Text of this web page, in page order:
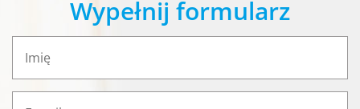
Wypełnij formularz